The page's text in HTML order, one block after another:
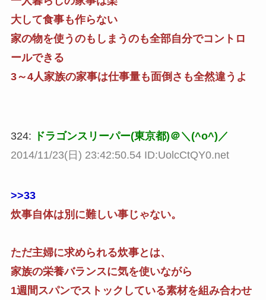
大して食事も作らない
家の物を使うのもしまうのも全部自分でコントロ
ールできる
3～4人家族の家事は仕事量も面倒さも全然違うよ
324: ドラゴンスリーパー(東京都)＠＼(^o^)／
2014/11/23(日) 23:42:50.54 ID:UolcCtQY0.net
>>33
炊事自体は別に難しい事じゃない。
ただ主婦に求められる炊事とは、
家族の栄養バランスに気を使いながら
1週間スパンでストックしている素材を組み合わせ